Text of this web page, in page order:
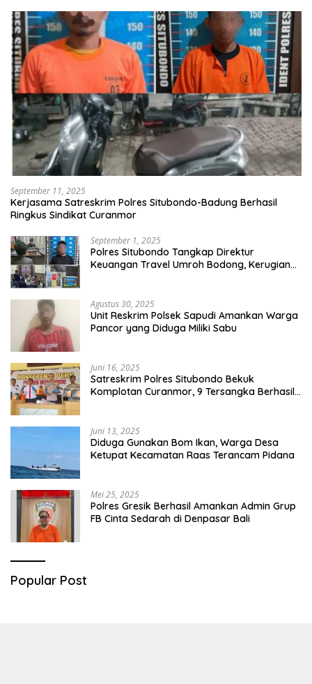
September 11, 2025
Kerjasama Satreskrim Polres Situbondo-Badung Berhasil
Ringkus Sindikat Curanmor
September 1, 2025
Polres Situbondo Tangkap Direktur
Keuangan Travel Umroh Bodong, Kerugian
Agustus 30, 2025
Unit Reskrim Polsek Sapudi Amankan Warga
Pancor yang Diduga Miliki Sabu
Juni 16, 2025
Satreskrim Polres Situbondo Bekuk
Komplotan Curanmor, 9 Tersangka Berhasil
Juni 13, 2025
Diduga Gunakan Bom Ikan, Warga Desa
Ketupat Kecamatan Raas Terancam Pidana
Mei 25, 2025
Polres Gresik Berhasil Amankan Admin Grup
FB Cinta Sedarah di Denpasar Bali
Popular Post